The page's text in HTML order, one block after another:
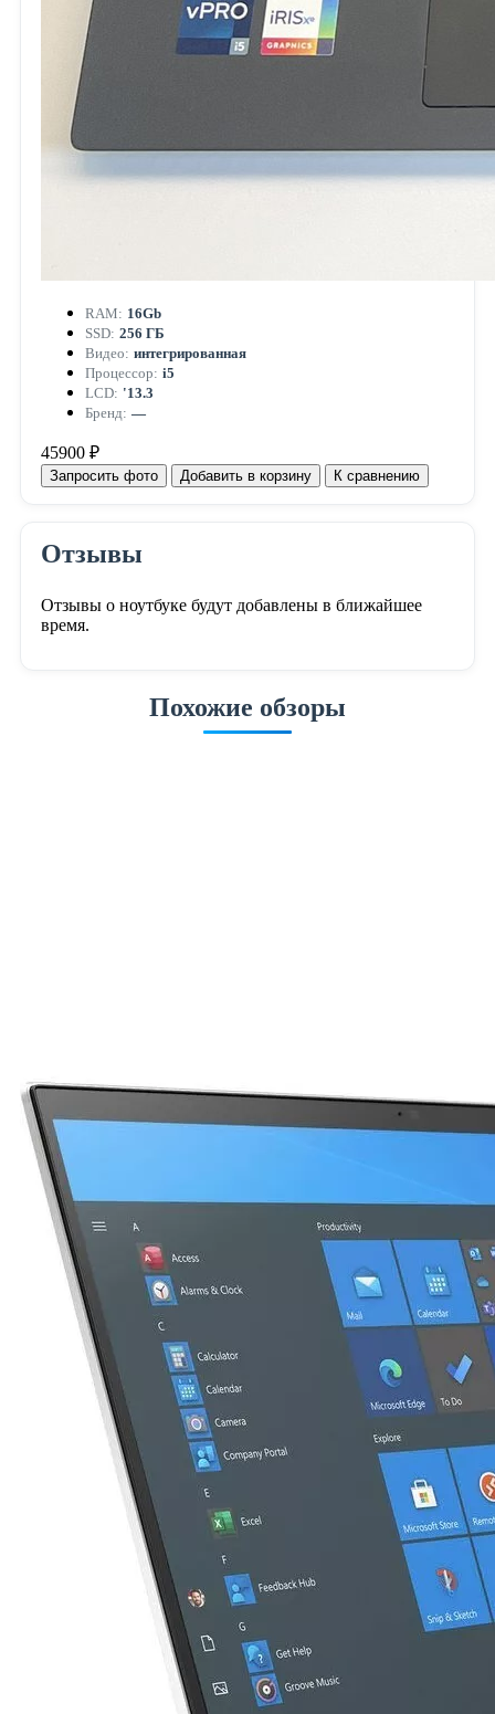
RAM: 16Gb
SSD: 256 ГБ
Видео: интегрированная
Процессор: i5
LCD: '13.3
Бренд: —
45900 ₽
Запросить фото Добавить в корзину К сравнению
Отзывы
Отзывы о ноутбуке будут добавлены в ближайшее
время.
Похожие обзоры